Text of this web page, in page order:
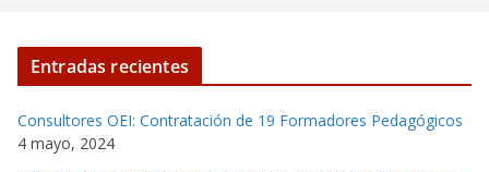
Entradas recientes
Consultores OEI: Contratación de 19 Formadores Pedagógicos
4 mayo, 2024